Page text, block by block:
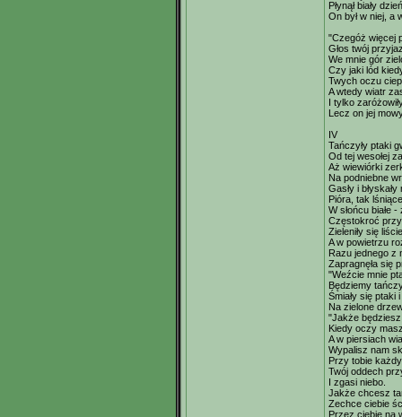
Płynął biały
On był w niej, a
"Czegóż więcej
Głos twój
We mnie gór
Czy jaki lód
Twych oczu
A wtedy wiatr
I tylko
Lecz on jej
IV
Tańczyły ptaki
Od tej wesołej
Aż wiewiórki
Na podniebne
Gasły i
Pióra, tak
W słońcu białe
Częstokroć
Zieleniły się
A w powietrzu
Razu jednego z
Zapragnęła się
"Weźcie mnie
Będziemy
Śmiały się ptaki
Na zielone
"Jakże
Kiedy oczy
A w piersiach
Wypalisz nam
Przy tobie
Twój oddech
I zgasi niebo.
Jakże chcesz
Zechce ciebie
Przez ciebie na